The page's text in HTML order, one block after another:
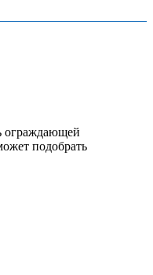
ограждающей
подобрать